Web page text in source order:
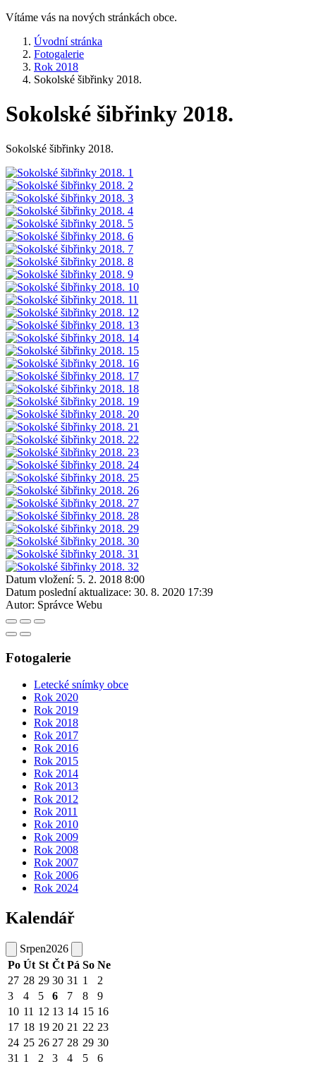
Vítáme vás na nových stránkách obce.
Úvodní stránka
Fotogalerie
Rok 2018
Sokolské šibřinky 2018.
Sokolské šibřinky 2018.
Sokolské šibřinky 2018.
Datum vložení: 5. 2. 2018 8:00
Datum poslední aktualizace: 30. 8. 2020 17:39
Autor: Správce Webu
Fotogalerie
Letecké snímky obce
Rok 2020
Rok 2019
Rok 2018
Rok 2017
Rok 2016
Rok 2015
Rok 2014
Rok 2013
Rok 2012
Rok 2011
Rok 2010
Rok 2009
Rok 2008
Rok 2007
Rok 2006
Rok 2024
Kalendář
Srpen2026
Po Út St Čt Pá So Ne
27 28 29 30 31 1
2
3
4 5 6 7 8
9
10 11 12 13 14 15 16
17 18 19 20 21 22 23
24 25 26 27 28 29 30
31 1 2 3 4 5 6